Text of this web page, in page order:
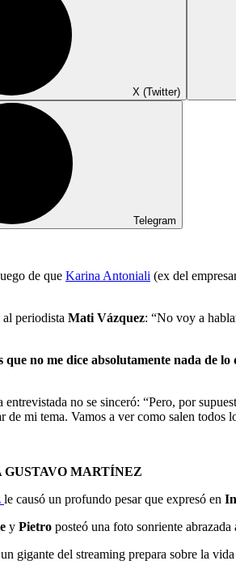
X (Twitter)
Telegram
de que Karina Antoniali (ex del
periodista Mati Vázquez: “No voy a
no me dice absolutamente nada de
entrevistada no se sinceró: “Pero, por
mi tema. Vamos a ver como salen todos
GUSTAVO MARTÍNEZ
le causó un profundo pesar que expresó en
y Pietro posteó una foto sonriente
gigante del streaming prepara sobre la